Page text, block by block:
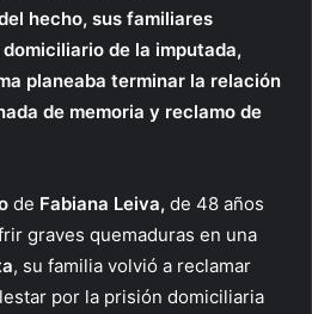
hecho, sus familiares
de la imputada,
planeaba terminar la relación
de memoria y reclamo de
de Fabiana Leiva, de 48 años
graves quemaduras en una
, su familia volvió a reclamar
por la prisión domiciliaria